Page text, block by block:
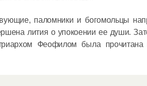
паломники и богомольцы
лития о упокоении ее души.
Феофилом была прочитана